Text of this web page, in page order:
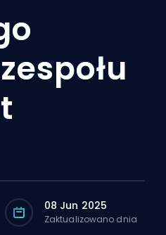
08 Jun 2025
Zaktualizowano dnia